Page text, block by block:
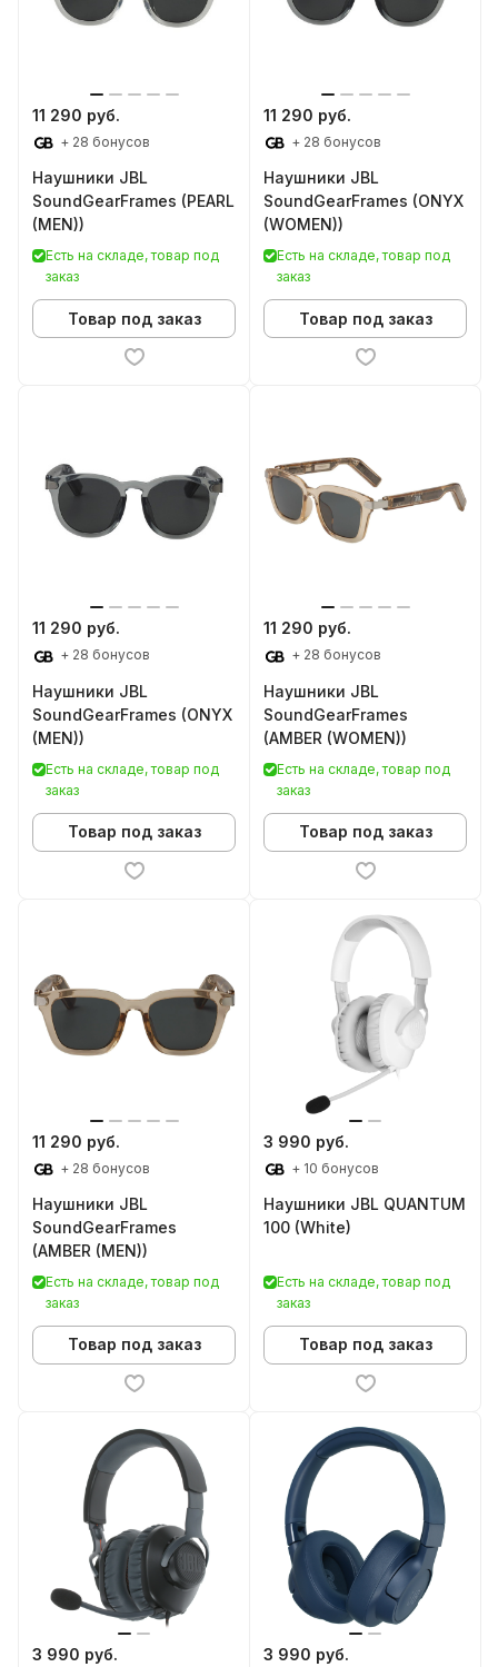
11 290 руб.
+ 28 бонусов
Наушники JBL
SoundGearFrames (PEARL
(MEN))
Есть на складе, товар под
заказ
Товар под заказ
11 290 руб.
+ 28 бонусов
Наушники JBL
SoundGearFrames (ONYX
(WOMEN))
Есть на складе, товар под
заказ
Товар под заказ
11 290 руб.
+ 28 бонусов
Наушники JBL
SoundGearFrames (ONYX
(MEN))
Есть на складе, товар под
заказ
Товар под заказ
11 290 руб.
+ 28 бонусов
Наушники JBL
SoundGearFrames
(AMBER (WOMEN))
Есть на складе, товар под
заказ
Товар под заказ
11 290 руб.
+ 28 бонусов
Наушники JBL
SoundGearFrames
(AMBER (MEN))
Есть на складе, товар под
заказ
Товар под заказ
3 990 руб.
+ 10 бонусов
Наушники JBL QUANTUM
100 (White)
Есть на складе, товар под
заказ
Товар под заказ
3 990 руб. 3 990 руб.